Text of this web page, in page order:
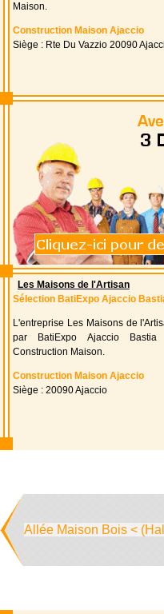
Maison.
Construction Maison Ajaccio
Siège : Rte Du Vazzio 20090
Les Maisons de l'Artisan
Sélection BatiExpo Ajaccio
L'entreprise Les Maisons de
par BatiExpo Ajaccio
Construction Maison.
Construction Maison Ajaccio
Siège : 20090 Ajaccio
Allée Maison Bois <